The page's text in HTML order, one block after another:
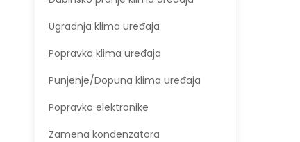
Ugradnja klima uređaja
Popravka klima uređaja
Punjenje/Dopuna klima uređaja
Popravka elektronike
Zamena kondenzatora